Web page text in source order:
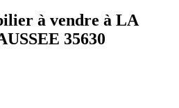
à vendre à LA
35630